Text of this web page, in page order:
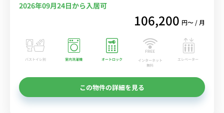
2026年09月24日から入居可
106,200 円〜 / 月
バストイレ別 室内洗濯機 オートロック
インターネット
無料
エレベーター
この物件の詳細を見る